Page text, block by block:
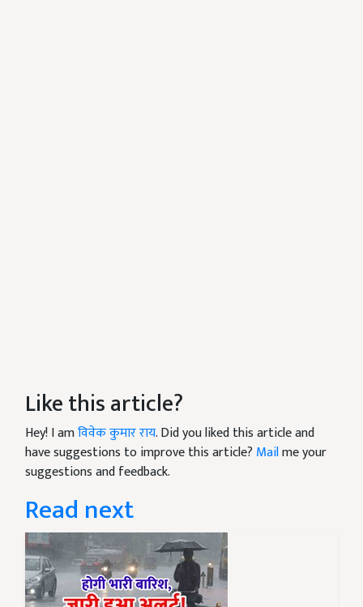
Like this article?
Hey! I amविवेक कुमार राय. Did you liked this article and
have suggestions to improve this article? Mailme your
suggestions and feedback.
Read next